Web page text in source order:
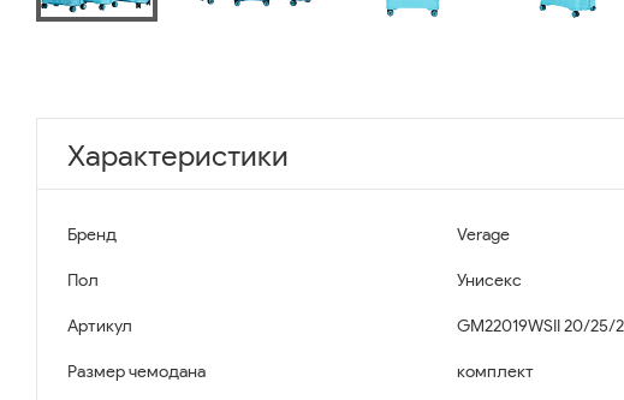
Характеристики
Бренд Verage
Пол Унисекс
Артикул GM22019WSII 20/25/
Размер чемодана комплект